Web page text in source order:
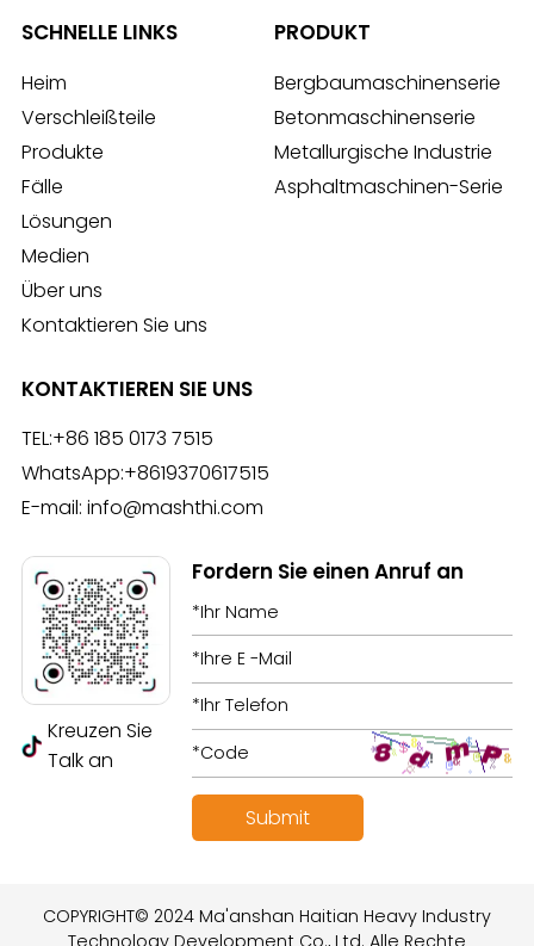
SCHNELLE LINKS
Heim
Verschleißteile
Produkte
Fälle
Lösungen
Medien
Über uns
Kontaktieren Sie uns
PRODUKT
Bergbaumaschinenserie
Betonmaschinenserie
Metallurgische Industrie
Asphaltmaschinen-Serie
KONTAKTIEREN SIE UNS
TEL:+86 185 0173 7515
WhatsApp:+8619370617515
E-mail: info@mashthi.com
Kreuzen Sie
Talk an
Fordern Sie einen Anruf an
COPYRIGHT© 2024 Ma'anshan Haitian Heavy Industry
Technology Development Co., Ltd. Alle Rechte